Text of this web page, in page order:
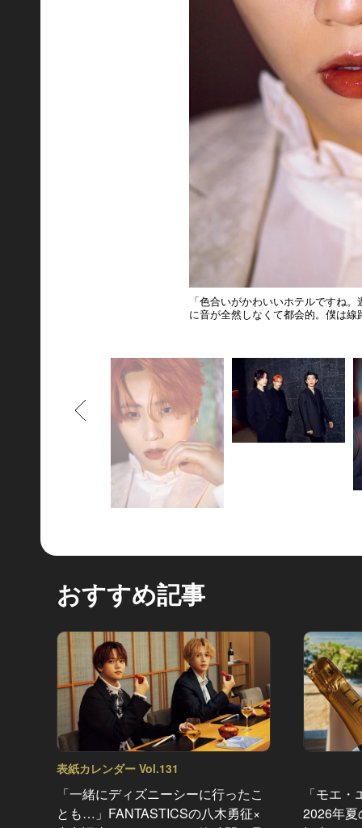
「色合いがかわいいホテルですね
に音が全然しなくて都会的。僕は
おすすめ記事
表紙カレンダー Vol.131
「一緒にディズニーシーに行ったこ
とも…」FANTASTICSの八木勇征×
「モエ
2026年夏